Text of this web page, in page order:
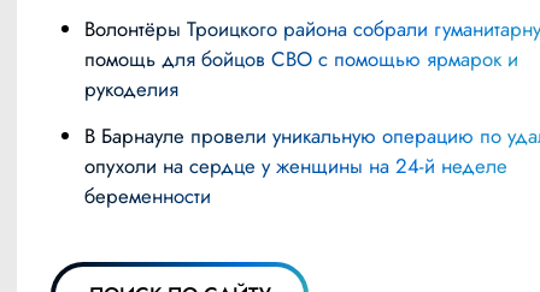
Волонтёры Троицкого района собрали гуманитарную
помощь для бойцов СВО с помощью ярмарок и
рукоделия
В Барнауле провели уникальную операцию по удалению
опухоли на сердце у женщины на 24-й неделе
беременности